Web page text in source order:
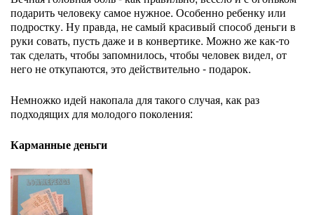
подарить человеку самое нужное. Особенно ребенку или
подростку. Ну правда, не самый красивый способ деньги в
руки совать, пусть даже и в конвертике. Можно же как-то
так сделать, чтобы запомнилось, чтобы человек видел, от
него не откупаются, это действительно - подарок.
Немножко идей накопала для такого случая, как раз
подходящих для молодого поколения:
Карманные деньги